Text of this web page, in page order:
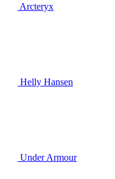
Arcteryx
Helly Hansen
Under Armour